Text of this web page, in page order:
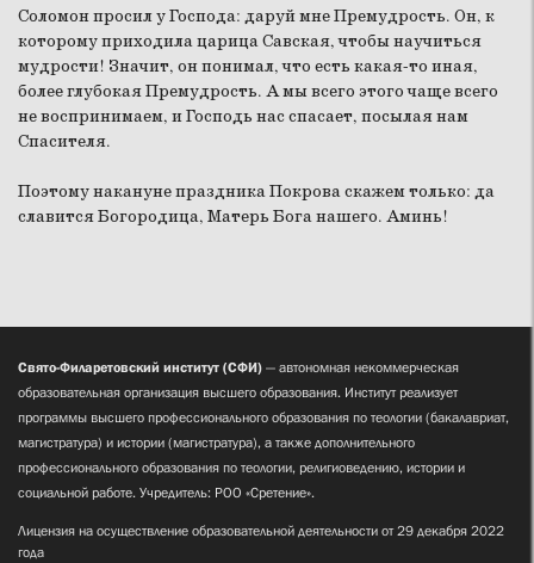
Соломон просил у Господа: даруй мне Премудрость. Он, к
которому приходила царица Савская, чтобы научиться
мудрости! Значит, он понимал, что есть какая-то иная,
более глубокая Премудрость. А мы всего этого чаще всего
не воспринимаем, и Господь нас спасает, посылая нам
Спасителя.
Поэтому накануне праздника Покрова скажем только: да
славится Богородица, Матерь Бога нашего. Аминь!
Свято-Филаретовский институт (СФИ) — автономная некоммерческая
образовательная организация высшего образования. Институт реализует
программы высшего профессионального образования по теологии (бакалавриат,
магистратура) и истории (магистратура), а также дополнительного
профессионального образования по теологии, религиоведению, истории и
социальной работе. Учредитель: РОО «Сретение».
Лицензия на осуществление образовательной деятельности от 29 декабря 2022
года